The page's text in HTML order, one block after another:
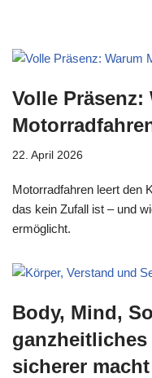
Volle Präsenz:
22. April 2026
Motorradfahren leert den
das kein Zufall ist – und
ermöglicht.
Body, Mind,
sicherer macht